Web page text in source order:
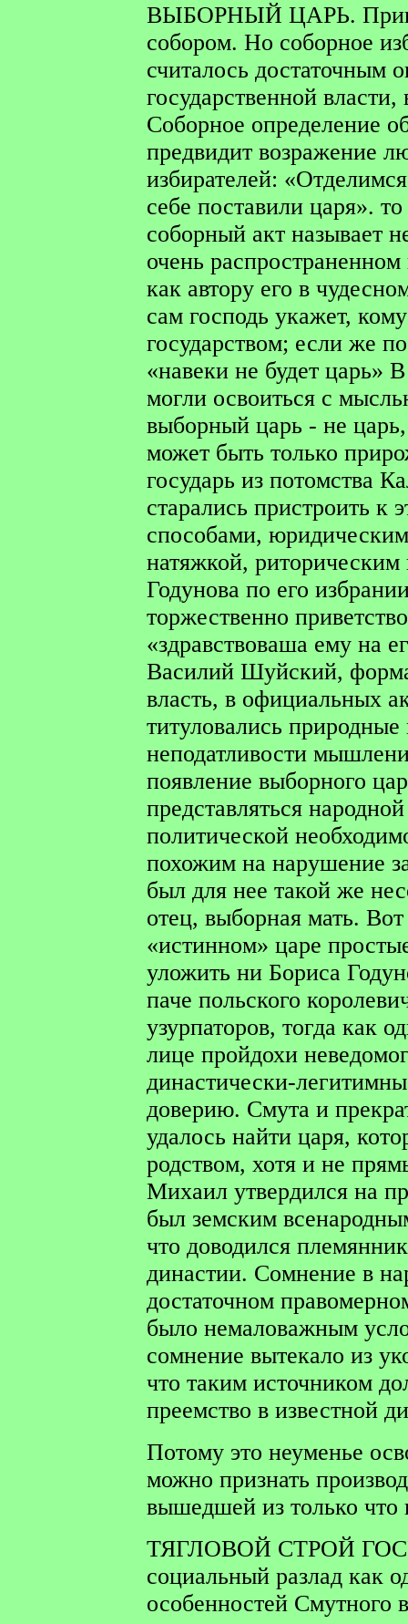
ВЫБОРНЫЙ ЦАРЬ.
собором. Но соборное
считалось достаточным
государственной
Соборное определение
предвидит возражение
избирателей:
себе поставили царя».
соборный акт называет
очень распространенном
как автору его в
сам господь укажет,
государством; если же
«навеки не будет царь»
могли освоиться с
выборный царь - не
может быть только
государь из потомства
старались пристроить к
способами,
натяжкой,
Годунова по его
торжественно
«здравствоваша ему на
Василий Шуйский,
власть, в официальных
титуловались
неподатливости
появление выборного
представляться
политической
похожим на нарушение
был для нее такой же
отец, выборная мать.
«истинном» царе
уложить ни Бориса
паче польского
узурпаторов, тогда как
лице пройдохи
династически-
доверию. Смута и
удалось найти царя,
родством, хотя и не
Михаил утвердился на
был земским
что доводился
династии. Сомнение в
достаточном
было немаловажным
сомнение вытекало из
что таким источником
преемство в известной
Потому это неуменье
можно признать
вышедшей из только что
ТЯГЛОВОЙ СТРОЙ
социальный разлад как
особенностей Смутного